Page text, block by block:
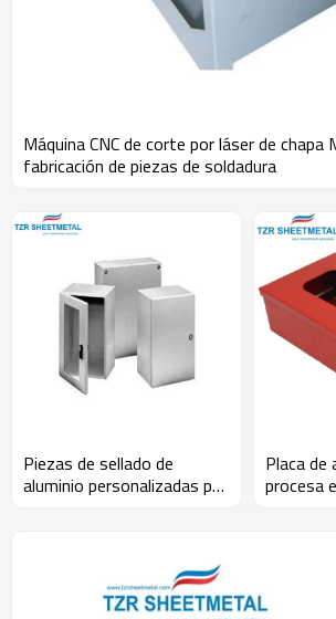
Máquina CNC de corte por láser de chapa
fabricación de piezas de soldadura
Piezas de sellado de
aluminio personalizadas por
Placa de
procesa